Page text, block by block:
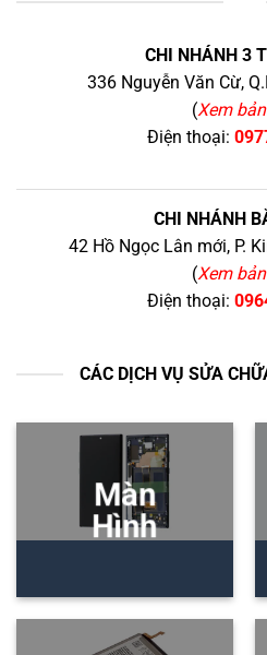
CHI NHÁNH 3
336 Nguyễn Văn Cừ,
(Xem
Điện thoại:
CHI NHÁNH
42 Hồ Ngọc Lân mới, P.
(Xem
Điện thoại:
CÁC DỊCH VỤ SỬA
Màn
Hình